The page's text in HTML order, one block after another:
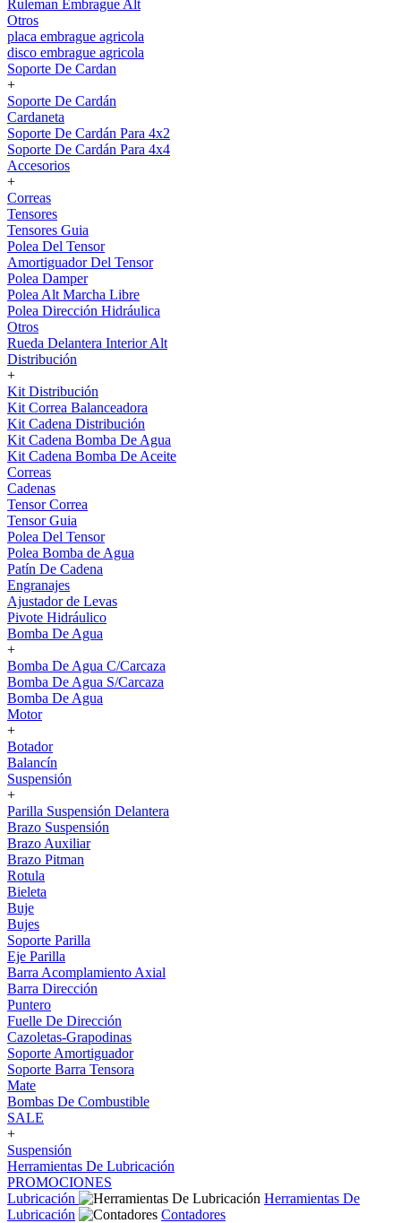
Ruleman Embrague Alt
Otros
placa embrague agricola
disco embrague agricola
Soporte De Cardan
+
Soporte De Cardán
Cardaneta
Soporte De Cardán Para 4x2
Soporte De Cardán Para 4x4
Accesorios
+
Correas
Tensores
Tensores Guia
Polea Del Tensor
Amortiguador Del Tensor
Polea Damper
Polea Alt Marcha Libre
Polea Dirección Hidráulica
Otros
Rueda Delantera Interior Alt
Distribución
+
Kit Distribución
Kit Correa Balanceadora
Kit Cadena Distribución
Kit Cadena Bomba De Agua
Kit Cadena Bomba De Aceite
Correas
Cadenas
Tensor Correa
Tensor Guia
Polea Del Tensor
Polea Bomba de Agua
Patín De Cadena
Engranajes
Ajustador de Levas
Pivote Hidráulico
Bomba De Agua
+
Bomba De Agua C/Carcaza
Bomba De Agua S/Carcaza
Bomba De Agua
Motor
+
Botador
Balancín
Suspensión
+
Parilla Suspensión Delantera
Brazo Suspensión
Brazo Auxiliar
Brazo Pitman
Rotula
Bieleta
Buje
Bujes
Soporte Parilla
Eje Parilla
Barra Acomplamiento Axial
Barra Dirección
Puntero
Fuelle De Dirección
Cazoletas-Grapodinas
Soporte Amortiguador
Soporte Barra Tensora
Mate
Bombas De Combustible
SALE
+
Suspensión
Herramientas De Lubricación
PROMOCIONES
Lubricación
Herramientas De
Lubricación
Contadores